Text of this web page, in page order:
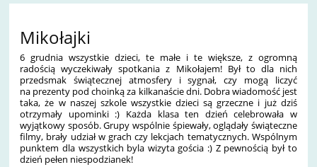
Mikołajki
6 grudnia wszystkie dzieci, te małe i te większe, z ogromną
radością wyczekiwały spotkania z Mikołajem! Był to dla nich
przedsmak świątecznej atmosfery i sygnał, czy mogą liczyć
na prezenty pod choinką za kilkanaście dni. Dobra wiadomość jest
taka, że w naszej szkole wszystkie dzieci są grzeczne i już dziś
otrzymały upominki :) Każda klasa ten dzień celebrowała w
wyjątkowy sposób. Grupy wspólnie śpiewały, oglądały świąteczne
filmy, brały udział w grach czy lekcjach tematycznych. Wspólnym
punktem dla wszystkich byla wizyta gościa :) Z pewnością był to
dzień pełen niespodzianek!